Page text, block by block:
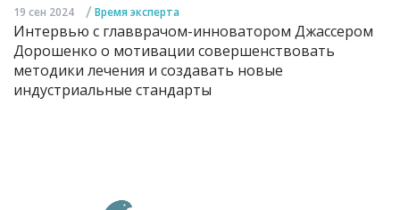
19 сен 2024 / Время эксперта
Интервью с главврачом-инноватором Джассером
Дорошенко о мотивации совершенствовать
методики лечения и создавать новые
индустриальные стандарты